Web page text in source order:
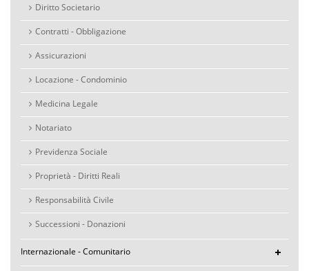
Diritto Societario
Contratti - Obbligazione
Assicurazioni
Locazione - Condominio
Medicina Legale
Notariato
Previdenza Sociale
Proprietà - Diritti Reali
Responsabilità Civile
Successioni - Donazioni
Internazionale - Comunitario